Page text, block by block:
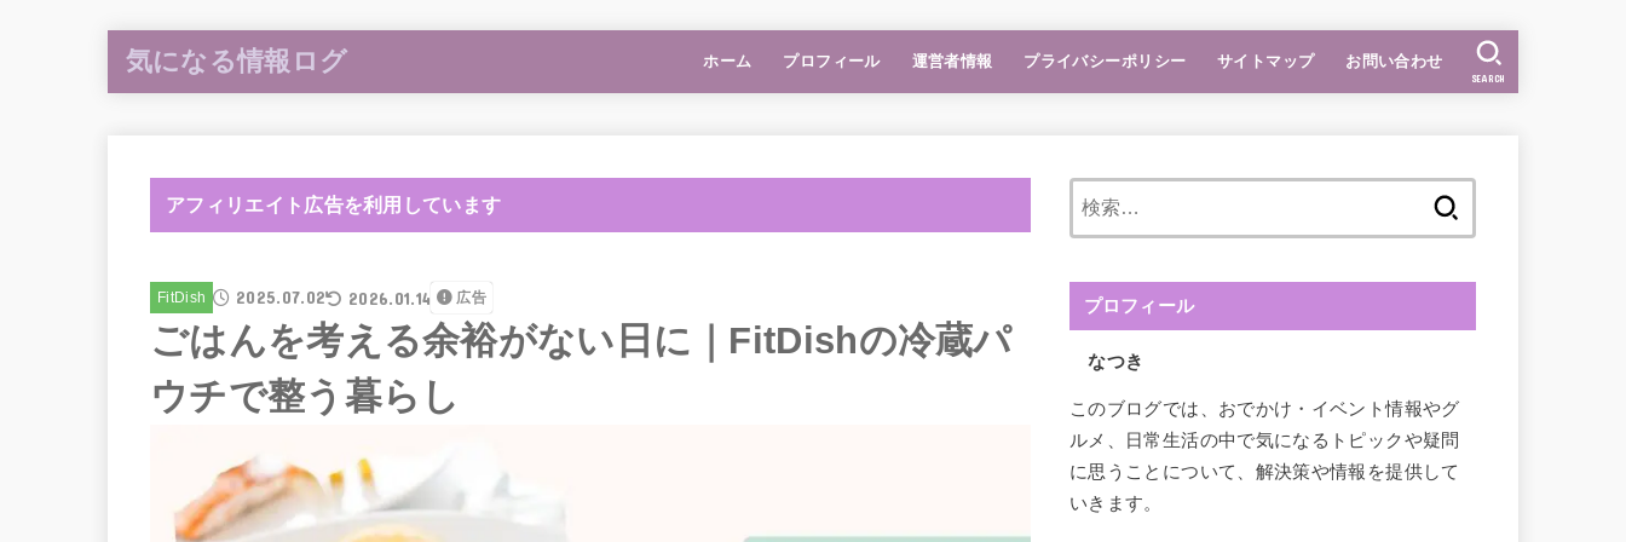
気になる情報ログ ホーム プロフィール 運営者情報 プライバシーポリシー サイトマップ お問い合わせ
SEARCH
アフィリエイト広告を利用しています
FitDish 2025.07.02 2026.01.14 広告
ごはんを考える余裕がない日に｜FitDishの冷蔵パ
ウチで整う暮らし
プロフィール
なつき
このブログでは、おでかけ・イベント情報やグ
ルメ、日常生活の中で気になるトピックや疑問
に思うことについて、解決策や情報を提供して
いきます。